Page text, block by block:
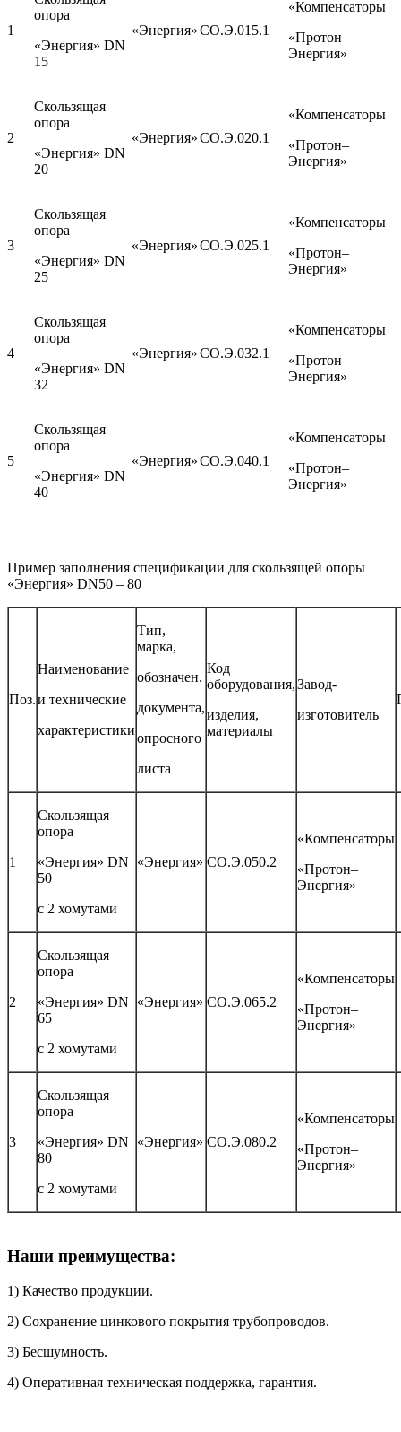
1
опора
«Энергия» DN
15
«Энергия»СО.Э.015.1
«Компенсаторы
«Протон–
Энергия»
2
Скользящая
опора
«Энергия» DN
20
«Энергия»СО.Э.020.1
«Компенсаторы
«Протон–
Энергия»
3
Скользящая
опора
«Энергия» DN
25
«Энергия»СО.Э.025.1
«Компенсаторы
«Протон–
Энергия»
4
Скользящая
опора
«Энергия» DN
32
«Энергия»СО.Э.032.1
«Компенсаторы
«Протон–
Энергия»
5
Скользящая
опора
«Энергия» DN
40
«Энергия»СО.Э.040.1
«Компенсаторы
«Протон–
Энергия»
Пример заполнения спецификации для скользящей опоры
«Энергия» DN50 – 80
Поз.
Наименование
и технические
характеристики
Тип,
марка,
обозначен.
документа,
опросного
листа
Код
оборудования,
изделия,
материалы
Завод-
изготовитель
1
Скользящая
опора
«Энергия» DN
50
с 2 хомутами
«Энергия» СО.Э.050.2
«Компенсаторы
«Протон–
Энергия»
2
Скользящая
опора
«Энергия» DN
65
с 2 хомутами
«Энергия» СО.Э.065.2
«Компенсаторы
«Протон–
Энергия»
3
Скользящая
опора
«Энергия» DN
80
с 2 хомутами
«Энергия» СО.Э.080.2
«Компенсаторы
«Протон–
Энергия»
Наши преимущества:
1) Качество продукции.
2) Сохранение цинкового покрытия трубопроводов.
3) Бесшумность.
4) Оперативная техническая поддержка, гарантия.